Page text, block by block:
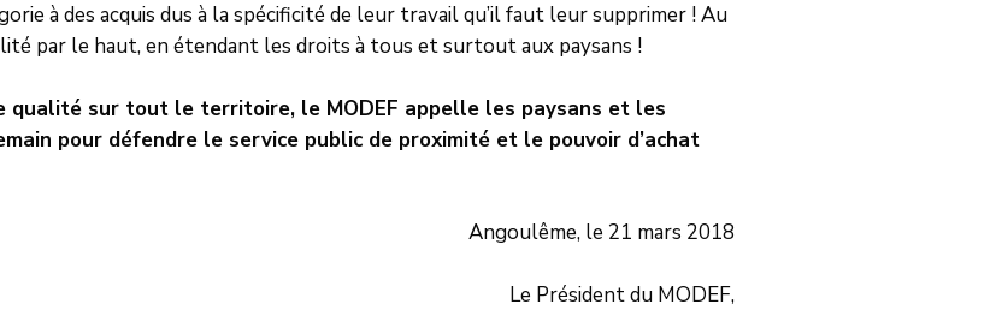
à des acquis dus à la spécificité de leur travail qu’il faut leur supprimer ! Au
par le haut, en étendant les droits à tous et surtout aux paysans !
qualité sur tout le territoire, le MODEF appelle les paysans et les
pour défendre le service public de proximité et le pouvoir d’achat
Angoulême, le 21 mars 2018
Le Président du MODEF,